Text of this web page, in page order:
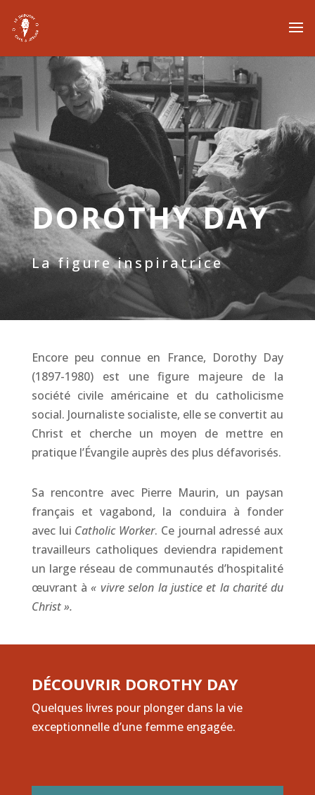
DOROTHY DAY
La figure inspiratrice
Encore peu connue en France, Dorothy Day
(1897-1980) est une figure majeure de la
société civile américaine et du catholicisme
social. Journaliste socialiste, elle se convertit au
Christ et cherche un moyen de mettre en
pratique l’Évangile auprès des plus défavorisés.
Sa rencontre avec Pierre Maurin, un paysan
français et vagabond, la conduira à fonder
avec lui Catholic Worker. Ce journal adressé aux
travailleurs catholiques deviendra rapidement
un large réseau de communautés d’hospitalité
œuvrant à« vivre selon la justice et la charité du
Christ ».
DÉCOUVRIR DOROTHY DAY
Quelques livres pour plonger dans la vie
exceptionnelle d’une femme engagée.